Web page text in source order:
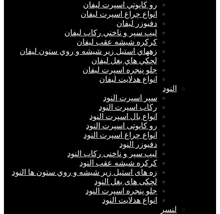
رو كاپوتي اسپرت ليفان
انواع چراغ اسپرت ليفان
دفيوزر ليفان
ليپ سپر و ناخني ركاب ليفان
كركره شيشه عقب ليفان
زههاي استيل زير شيشه و روي ستون ليفان
لچكي هاي بغل ليفان
جلو پنجره اسپرت ليفان
انواع هدلايت ليفان
النود
سپر اسپرت النود
ركاب اسپرت النود
انواع بال اسپرت النود
رو كاپوتی اسپرت النود
انواع چراغ اسپرت النود
دفيوزر النود
ليپ سپر و ناخنی ركاب النود
كركره شيشه عقب النود
زه های استيل زير شيشه و روي ستون ها النود
لچكی های بغل النود
جلو پنجره اسپرت النود
انواع هدلايت النود
لنسر